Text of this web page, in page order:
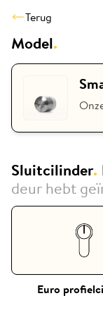
Terug
Model.
Sluitcilinder.
deur hebt
Euro